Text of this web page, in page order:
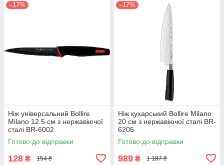
–17%
Ніж універсальний Bollire
Milano 12.5 см з нержавіючої
сталі BR-6002
Готово до відправки
128 ₴ 154 ₴
–17%
Ніж кухарський Bollire Milano
20 см з нержавіючої сталі BR-
6205
Готово до відправки
989 ₴ 1 187 ₴